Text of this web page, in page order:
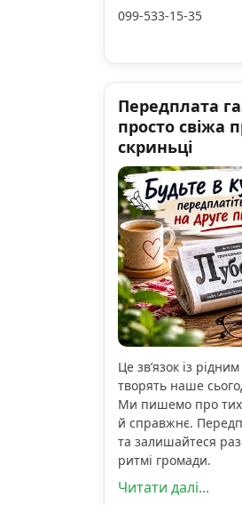
099-533-15-35
Передплата
просто свіжа
скриньці
Це зв’язок із
творять наше
Ми пишемо про
й справжнє.
та залишайтеся
ритмі громади.
Читати далі...